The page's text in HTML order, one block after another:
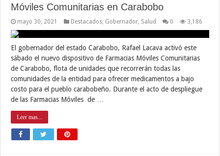
Móviles Comunitarias en Carabobo
mayo 30, 2021 Destacados Gobernador Salud 0 3,186
El gobernador del estado Carabobo, Rafael Lacava activó este
sábado el nuevo dispositivo de Farmacias Móviles Comunitarias
de Carabobo, flota de unidades que recorrerán todas las
comunidades de la entidad para ofrecer medicamentos a bajo
costo para el pueblo carabobeño. Durante el acto de despliegue
de las Farmacias Móviles de …
Leer mas...